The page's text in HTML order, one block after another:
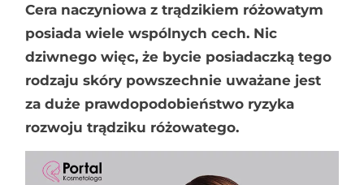
Cera naczyniowa z trądzikiem różowatym
posiada wiele wspólnych cech. Nic
dziwnego więc, że bycie posiadaczką tego
rodzaju skóry powszechnie uważane jest
za duże prawdopodobieństwo ryzyka
rozwoju trądziku różowatego.